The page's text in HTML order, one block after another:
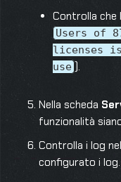
Controlla che
Users of
licenses
use ).
Nella scheda
funzionalità
Controlla i log
configurato i log.